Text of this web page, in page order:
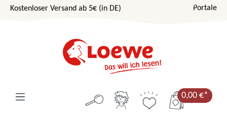
Zum Hauptinhalt springen
Kostenloser Versand ab 5€ (in DE) Portale
0,00 €*